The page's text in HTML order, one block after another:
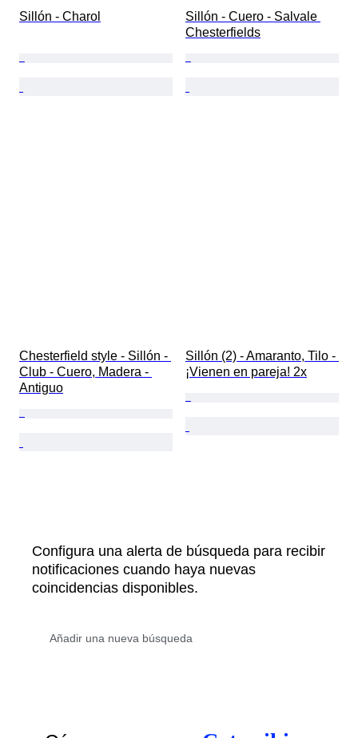
Sillón - Charol
Sillón - Cuero - Salvale
Chesterfields
Chesterfield style - Sillón -
Club - Cuero, Madera -
Antiguo
Sillón (2) - Amaranto, Tilo -
¡Vienen en pareja! 2x
Configura una alerta de búsqueda para recibir
notificaciones cuando haya nuevas
coincidencias disponibles.